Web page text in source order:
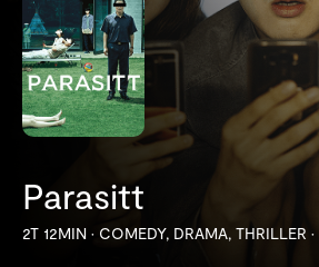
Parasitt
2T 12MIN • COMEDY, DRAMA, THRILLER •